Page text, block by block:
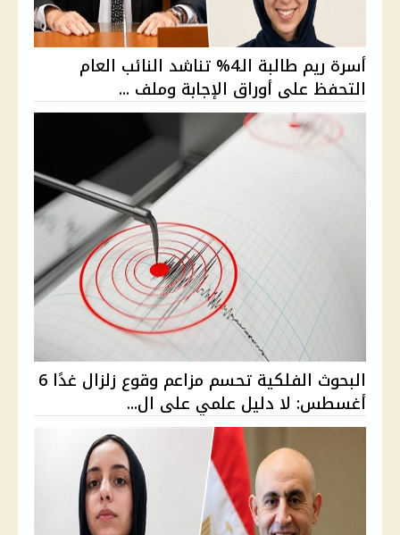
أسرة ريم طالبة الـ4% تناشد النائب العام
التحفظ على أوراق الإجابة وملف ...
البحوث الفلكية تحسم مزاعم وقوع زلزال غدًا 6
أغسطس: لا دليل علمي على ال...